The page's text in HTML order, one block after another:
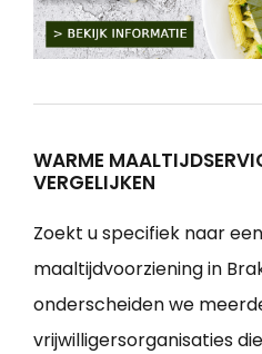
WARME
VERGELIJKEN
Zoekt u specifiek naar
maaltijdvoorziening in
onderscheiden we
vrijwilligersorganisaties